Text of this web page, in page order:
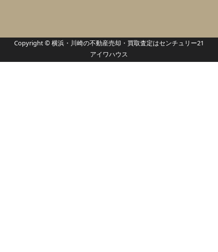
Copyright © 横浜・川崎の不動産売却・買取査定はセンチュリー21
アイワハウス